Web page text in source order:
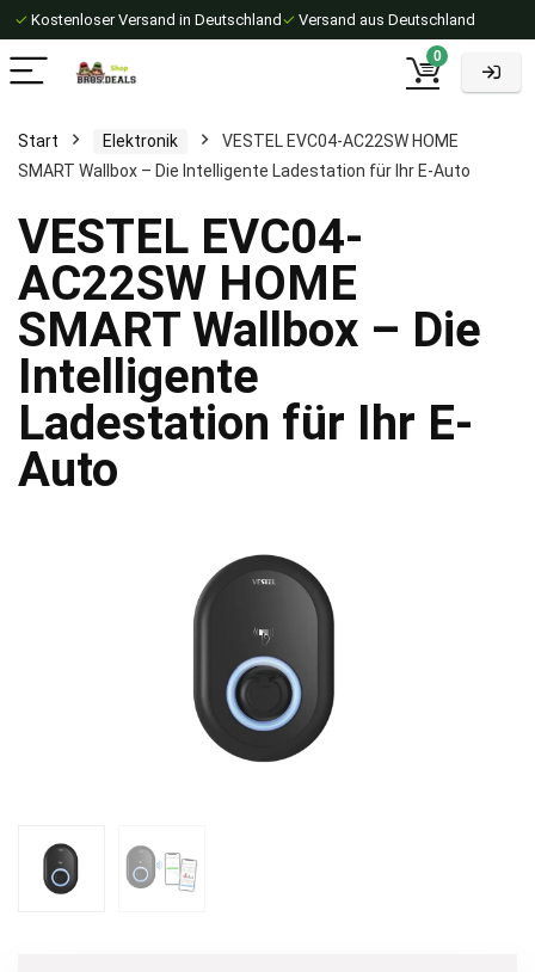
✓ Kostenloser Versand in Deutschland ✓ Versand aus Deutschland
0
Start Elektronik
VESTEL EVC04-AC22SW HOME
SMART Wallbox – Die Intelligente Ladestation für Ihr E-Auto
VESTEL EVC04-
AC22SW HOME
SMART Wallbox – Die
Intelligente
Ladestation für Ihr E-
Auto